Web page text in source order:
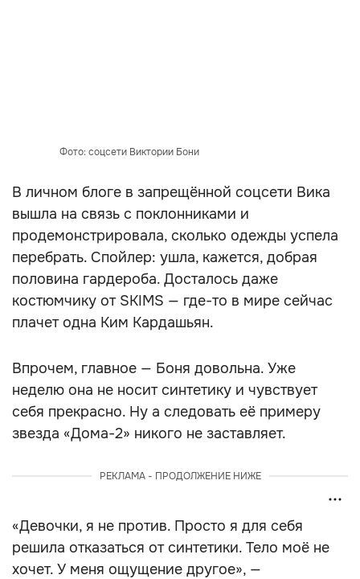
Фото: соцсети Виктории Бони
В личном блоге в запрещённой соцсети Вика
вышла на связь с поклонниками и
продемонстрировала, сколько одежды успела
перебрать. Спойлер: ушла, кажется, добрая
половина гардероба. Досталось даже
костюмчику от SKIMS — где-то в мире сейчас
плачет одна Ким Кардашьян.
Впрочем, главное — Боня довольна. Уже
неделю она не носит синтетику и чувствует
себя прекрасно. Ну а следовать её примеру
звезда «Дома-2» никого не заставляет.
РЕКЛАМА - ПРОДОЛЖЕНИЕ НИЖЕ
«Девочки, я не против. Просто я для себя
решила отказаться от синтетики. Тело моё не
хочет. У меня ощущение другое», —